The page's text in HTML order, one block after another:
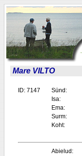
Mare VILTO
ID: 7147 Sünd:
Isa:
Ema:
Surm:
Koht:
Abielud: